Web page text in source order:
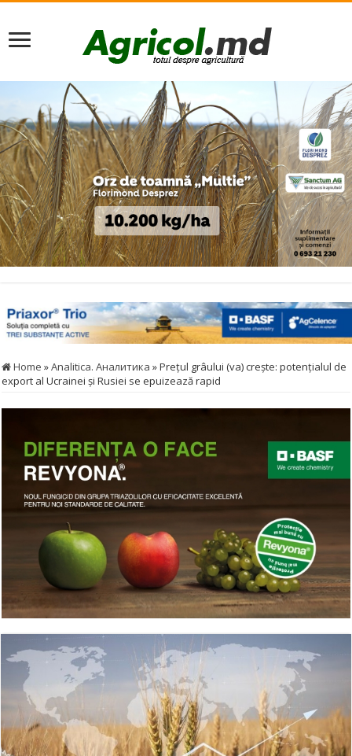
Home »Analitica. Аналитика »Preţul grâului (va) creşte: potenţialul de
export al Ucrainei şi Rusiei se epuizează rapid